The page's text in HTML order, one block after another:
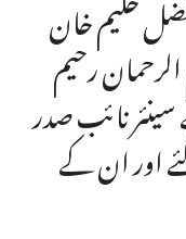
فضل حکیم خان
رحیم
سینئر نائب صدر
اور ان کے